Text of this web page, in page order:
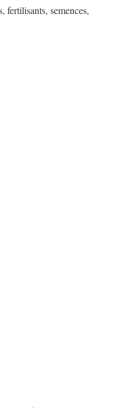
fertilisants, semences,